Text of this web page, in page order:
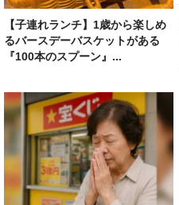
【子連れランチ】1歳から楽しめ
るバースデーバスケットがある
『100本のスプーン』...